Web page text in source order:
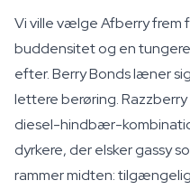
Vi ville vælge Afberry frem
buddensitet og en
efter. Berry Bonds læner
lettere berøring.
diesel-hindbær-
dyrkere, der elsker gassy
rammer midten: